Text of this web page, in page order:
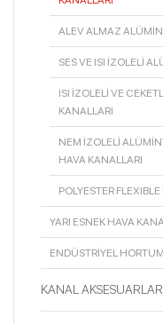
ALEV ALMAZ
SES VE ISI İZOLELİ
ISI İZOLELİ VE
KANALLARI
NEM İZOLELİ
HAVA KANALLARI
POLYESTER
YARI ESNEK HAVA
ENDÜSTRIYEL
KANAL